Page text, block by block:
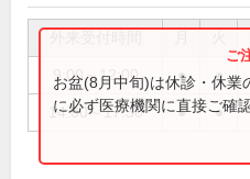
9:00～12:00 ● ●
14:00～17:30 ● ●
お盆(8月中旬)は休診・休業
に必ず医療機関に直接ご確